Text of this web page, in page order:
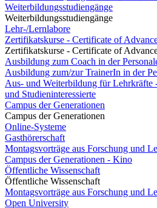
Weiterbildungsstudiengänge
Weiterbildungsstudiengänge
Lehr-/Lernlabore
Zertifikatskurse - Certificate of
Zertifikatskurse - Certificate of
Ausbildung zum Coach in der
Ausbildung zum/zur TrainerIn in der
Aus- und Weiterbildung für Lehrkräfte
und Studieninteressierte
Campus der Generationen
Campus der Generationen
Online-Systeme
Gasthörerschaft
Montagsvorträge aus Forschung und
Campus der Generationen - Kino
Öffentliche Wissenschaft
Öffentliche Wissenschaft
Montagsvorträge aus Forschung und
Open University